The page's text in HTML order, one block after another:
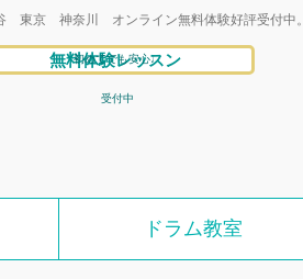
京 神奈川 オンライン無料体験好評受付中。
無料体験レッスン
受付中
初めてでも安心♩
ドラム教室